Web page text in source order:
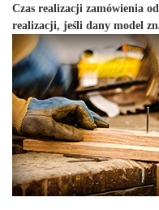
Czas realizacji zamówienia
realizacji, jeśli dany model